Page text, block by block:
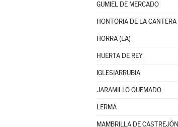
GUMIEL DE MERCADO
HONTORIA DE LA CANTERA
HORRA (LA)
HUERTA DE REY
IGLESIARRUBIA
JARAMILLO QUEMADO
LERMA
MAMBRILLA DE CASTREJÓN